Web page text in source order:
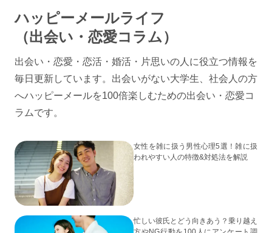
ハッピーメールライフ
（出会い・恋愛コラム）
出会い・恋愛・恋活・婚活・片思いの人に役立つ情報を
毎日更新しています。出会いがない大学生、社会人の方
へハッピーメールを100倍楽しむための出会い・恋愛コ
ラムです。
女性を雑に扱う男性心理5選！雑に扱
われやすい人の特徴&対処法を解説
忙しい彼氏とどう向きあう？乗り越え